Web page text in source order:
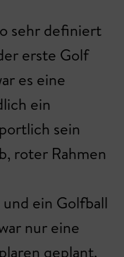
sehr definiert
erste Golf
es eine
ein
sein
roter Rahmen
ein Golfball
nur eine
geplant.